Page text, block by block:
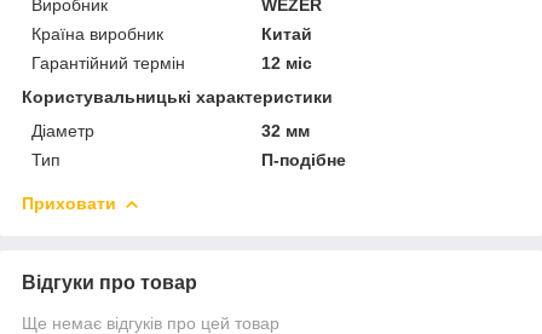
Виробник
WEZER
Країна виробник
Китай
Гарантійний термін
12 міс
Користувальницькі характеристики
Діаметр
32 мм
Тип
П-подібне
Приховати
Відгуки про товар
Ще немає відгуків про цей товар